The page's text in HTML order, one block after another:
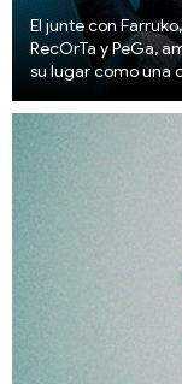
El junte con
RecOrTa y PeGa,
su lugar como una